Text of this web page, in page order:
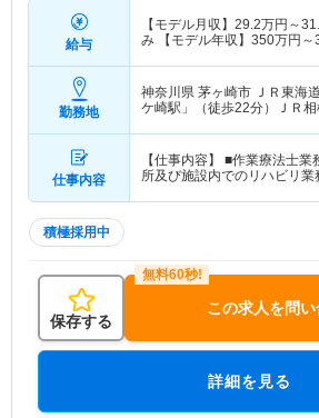
給与
【モデル月収】 29.2万円～
み 【モデル年収】 350万円～
勤務地
神奈川県 茅ヶ崎市 ＪＲ東海
ケ崎駅」（徒歩22分）ＪＲ
仕事内容
【仕事内容】 ■作業療法士
所及び施設内でのリハビリ
積極採用中
保存する
この求人を問
詳細を見る